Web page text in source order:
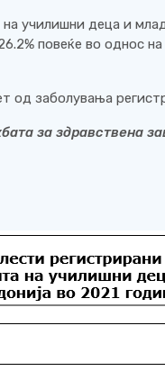
училишни деца и
повеќе во однос
од заболувања
за здравствена